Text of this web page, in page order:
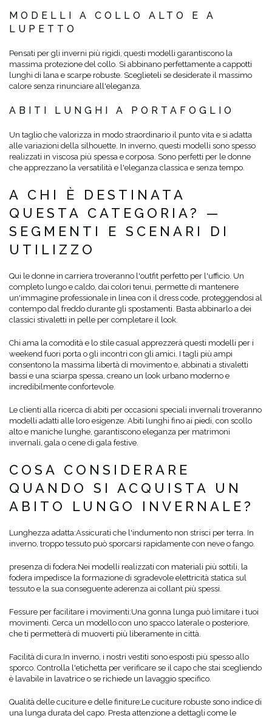
MODELLI A COLLO ALTO E A
LUPETTO
Pensati per gli inverni più rigidi, questi modelli garantiscono la
massima protezione del collo. Si abbinano perfettamente a cappotti
lunghi di lana e scarpe robuste. Sceglieteli se desiderate il massimo
calore senza rinunciare all'eleganza.
ABITI LUNGHI A PORTAFOGLIO
Un taglio che valorizza in modo straordinario il punto vita e si adatta
alle variazioni della silhouette. In inverno, questi modelli sono spesso
realizzati in viscosa più spessa e corposa. Sono perfetti per le donne
che apprezzano la versatilità e l'eleganza classica e senza tempo.
A CHI È DESTINATA
QUESTA CATEGORIA? —
SEGMENTI E SCENARI DI
UTILIZZO
Qui le donne in carriera troveranno l'outfit perfetto per l'ufficio. Un
completo lungo e caldo, dai colori tenui, permette di mantenere
un'immagine professionale in linea con il dress code, proteggendosi al
contempo dal freddo durante gli spostamenti. Basta abbinarlo a dei
classici stivaletti in pelle per completare il look.
Chi ama la comodità e lo stile casual apprezzerà questi modelli per i
weekend fuori porta o gli incontri con gli amici. I tagli più ampi
consentono la massima libertà di movimento e, abbinati a stivaletti
bassi e una sciarpa spessa, creano un look urbano moderno e
incredibilmente confortevole.
Le clienti alla ricerca di abiti per occasioni speciali invernali troveranno
modelli adatti alle loro esigenze. Abiti lunghi fino ai piedi, con scollo
alto e maniche lunghe, garantiscono eleganza per matrimoni
invernali, gala o cene di gala festive.
COSA CONSIDERARE
QUANDO SI ACQUISTA UN
ABITO LUNGO INVERNALE?
Lunghezza adatta:Assicurati che l'indumento non strisci per terra. In
inverno, troppo tessuto può sporcarsi rapidamente con neve o fango.
presenza di fodera:Nei modelli realizzati con materiali più sottili, la
fodera impedisce la formazione di sgradevole elettricità statica sul
tessuto e la sua conseguente aderenza ai collant più spessi.
Fessure per facilitare i movimenti:Una gonna lunga può limitare i tuoi
movimenti. Cerca un modello con uno spacco laterale o posteriore,
che ti permetterà di muoverti più liberamente in città.
Facilità di cura:In inverno, i nostri vestiti sono esposti più spesso allo
sporco. Controlla l'etichetta per verificare se il capo che stai scegliendo
è lavabile in lavatrice o se richiede un lavaggio specifico.
Qualità delle cuciture e delle finiture:Le cuciture robuste sono indice di
una lunga durata del capo. Presta attenzione a dettagli come le